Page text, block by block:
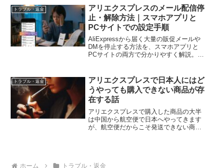
ないのか、物流の仕組みとリスクを解説
します。
トラブル・返金
アリエクスプレスのメール配信停
止・解除方法｜スマホアプリと
PCサイトでの設定手順
AliExpressから届く大量の販促メールや
DMを停止する方法を、スマホアプリと
PCサイトの両方で分かりやすく解説。通
惑メールのような配信を簡単に減らせま
す。注文通知だけ残す際の注意点や、配
信停止後も届く重要メールの扱いについ
ても整理したガイドです。
トラブル・返金
アリエクスプレスで日本人にはど
うやっても購入できない商品が存
在する話
アリエクスプレスで購入した商品の大半
は中国から航空便で日本へやってきます
が、航空便だからこそ発送できない商品
ホーム
トラブル・返金